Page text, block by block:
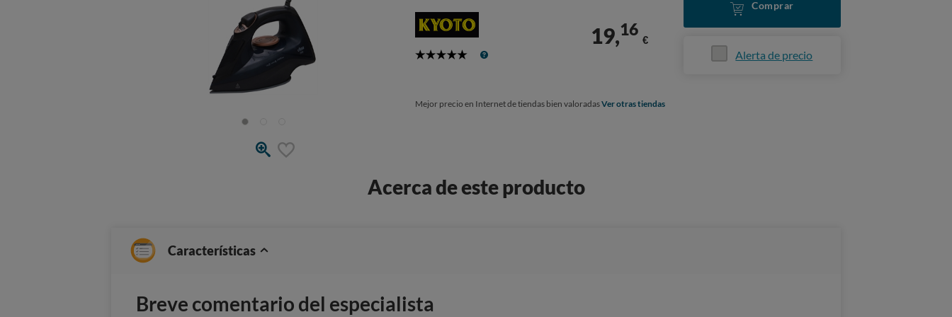
5
19,16
€
Comprar
Alerta de precio
Mejor precio en Internet de tiendas bien valoradasVer otras tiendas
Acerca de este producto
Características
Breve comentario del especialista